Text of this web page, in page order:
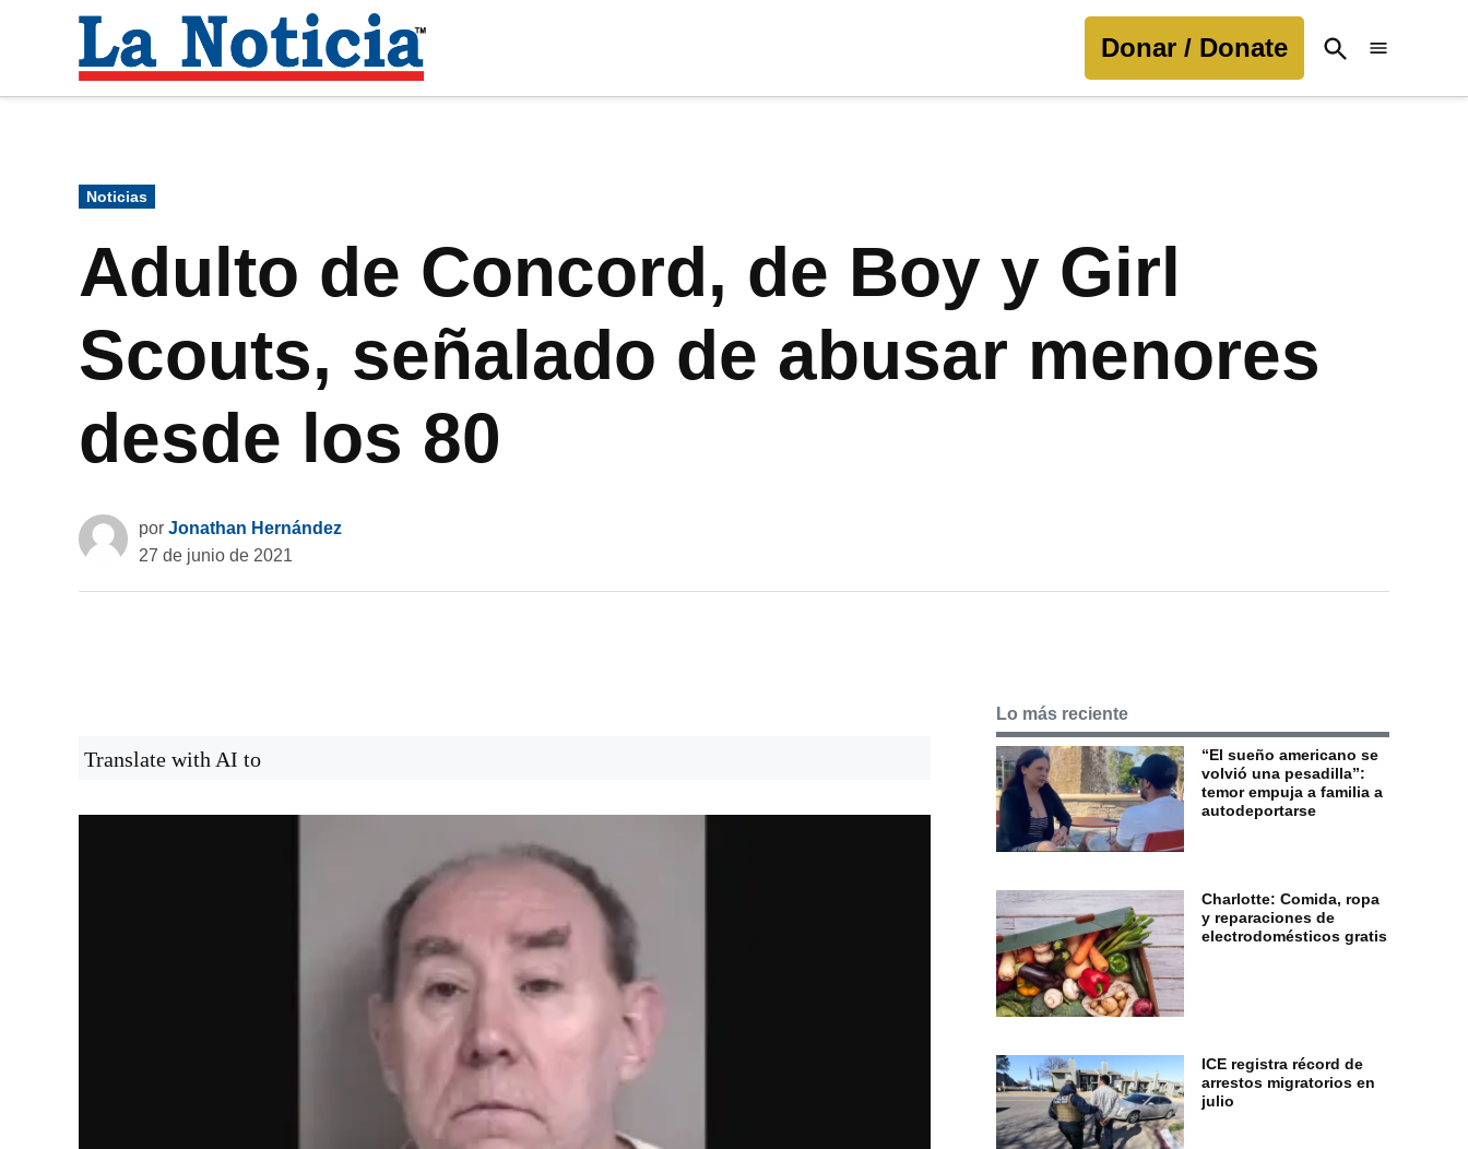
contenido
Noticia
Donar / Donate
Open
Search
Publicado
en
Noticias
Adulto de Concord, de Boy y Girl
Scouts, señalado de abusar menores
desde los 80
por Jonathan Hernández
27 de junio de 2021
Translate with AI to
Lo más reciente
“El sueño americano se
volvió una pesadilla”:
temor empuja a familia a
autodeportarse
Charlotte: Comida, ropa
y reparaciones de
electrodomésticos gratis
ICE registra récord de
arrestos migratorios en
julio